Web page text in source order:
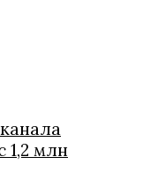
1,2 млн